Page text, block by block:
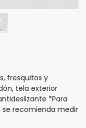
fresquitos y
tela exterior
*Para
se recomienda medir